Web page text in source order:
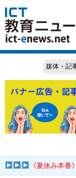
媒体・記
《夏休み本番